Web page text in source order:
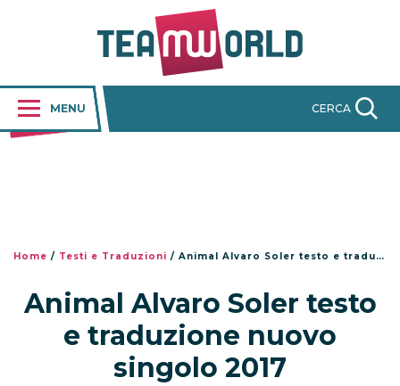
MENU CERCA
Home / Testi e Traduzioni / Animal Alvaro Soler testo e traduzione nuovo singolo 2017
Animal Alvaro Soler testo
e traduzione nuovo
singolo 2017